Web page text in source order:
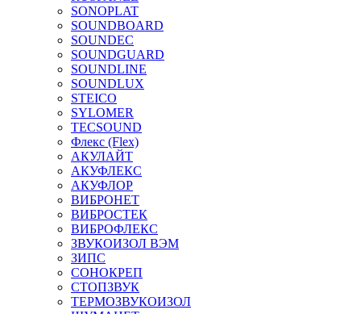
SONOPLAT
SOUNDBOARD
SOUNDEC
SOUNDGUARD
SOUNDLINE
SOUNDLUX
STEICO
SYLOMER
TECSOUND
Флекс (Flex)
АКУЛАЙТ
АКУФЛЕКС
АКУФЛОР
ВИБРОНЕТ
ВИБРОСТЕК
ВИБРОФЛЕКС
ЗВУКОИЗОЛ ВЭМ
ЗИПС
СОНОКРЕП
СТОПЗВУК
ТЕРМОЗВУКОИЗОЛ